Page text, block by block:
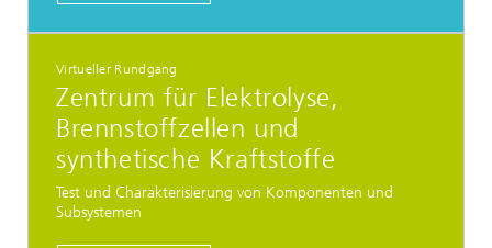
Virtueller Rundgang
Zentrum für Elektrolyse,
Brennstoffzellen und
synthetische Kraftstoffe
Test und Charakterisierung von Komponenten und
Subsystemen